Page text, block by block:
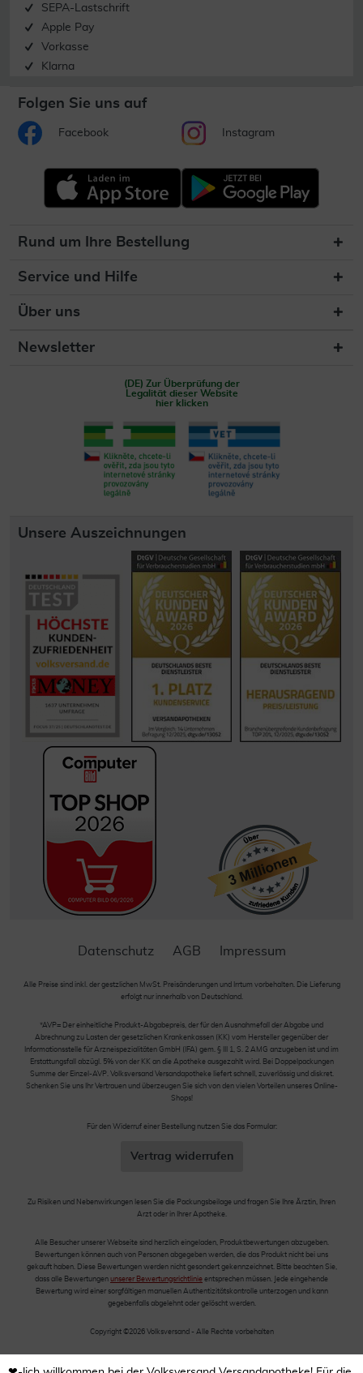
SEPA-Lastschrift
Apple Pay
Vorkasse
Klarna
Folgen Sie uns auf
Facebook Instagram
Rund um Ihre Bestellung
Service und Hilfe
Über uns
Newsletter
(DE) Zur Überprüfung der
Legalität dieser Website
hier klicken
Unsere Auszeichnungen
Datenschutz AGB Impressum
Alle Preise sind inkl. der gestzlichen MwSt. Preisänderungen und Irrtum vorbehalten. Die Lieferung
erfolgt nur innerhalb von Deutschland.
*AVP= Der einheitliche Produkt-Abgabepreis, der für den Ausnahmefall der Abgabe und
Abrechnung zu Lasten der gesetzlichen Krankenkassen (KK) vom Hersteller gegenüber der
Informationsstelle für Arzneispezialitäten GmbH (IFA) gem. § III 1, S. 2 AMG anzugeben ist und im
Erstattungsfall abzügl. 5% von der KK an die Apotheke ausgezahlt wird. Bei Doppelpackungen
Summe der Einzel-AVP. Volksversand Versandapotheke liefert schnell, zuverlässig und diskret.
Schenken Sie uns Ihr Vertrauen und überzeugen Sie sich von den vielen Vorteilen unseres Online-
Shops!
Für den Widerruf einer Bestellung nutzen Sie das Formular:
Vertrag widerrufen
Zu Risiken und Nebenwirkungen lesen Sie die Packungsbeilage und fragen Sie Ihre Ärztin, Ihren
Arzt oder in Ihrer Apotheke.
Alle Besucher unserer Webseite sind herzlich eingeladen, Produktbewertungen abzugeben.
Bewertungen können auch von Personen abgegeben werden, die das Produkt nicht bei uns
gekauft haben. Diese Bewertungen werden nicht gesondert gekennzeichnet. Bitte beachten Sie,
dass alle Bewertungen unserer Bewertungsrichtlinie entsprechen müssen. Jede eingehende
Bewertung wird einer sorgfältigen manuellen Authentizitätskontrolle unterzogen und kann
gegebenfalls abgelehnt oder gelöscht werden.
Copyright ©2026 Volksversand - Alle Rechte vorbehalten